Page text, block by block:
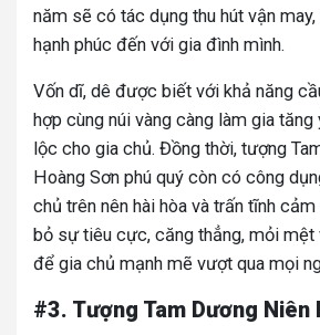
năm sẽ có tác dụng thu hút vận
hạnh phúc đến với gia đình mình.
Vốn dĩ, dê được biết với khả năng
hợp cùng núi vàng càng làm gia tăng
lộc cho gia chủ. Đồng thời, tượng
Hoàng Sơn phú quý còn có công
chủ trên nên hài hòa và trấn tĩnh
bỏ sự tiêu cực, căng thẳng, mỏi mệt
để gia chủ mạnh mẽ vượt qua mọi
#3. Tượng Tam Dương Niên